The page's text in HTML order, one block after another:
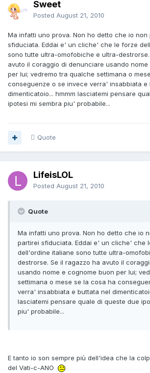
Sweet
Posted August 21, 2010
Ma infatti uno prova. Non ho detto che io non
sfiduciata. Eddai e' un cliche' che le forze
sono tutte ultra-omofobiche e ultra-
avuto il coraggio di denunciare usando
per lui; vedremo tra qualche settimana o
conseguenze o se invece verra' insabbiata e
dimenticatoio... hmmm lasciatemi pensare
ipotesi mi sembra piu' probabile...
Quote
LifeisLOL
Posted August 21, 2010
Quote
Ma infatti uno prova. Non ho detto che io
partirei sfiduciata. Eddai e' un cliche' che
dell'ordine italiane sono tutte ultra-
destrorse. Se il ragazzo ha avuto il
usando nome e cognome buon per lui;
settimana o mese se la cosa ha
verra' insabbiata e buttata nel
lasciatemi pensare quale di queste due
piu' probabile...
E tanto io son sempre più dell'idea che la
del Vati-c-ANO